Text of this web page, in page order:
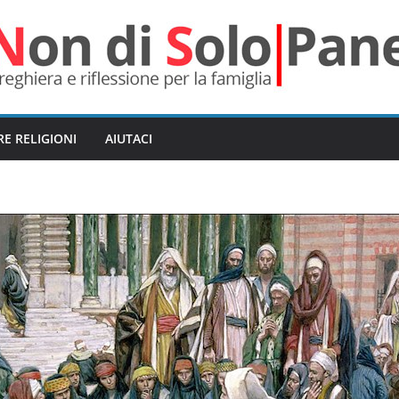
RELIGIONI AIUTACI